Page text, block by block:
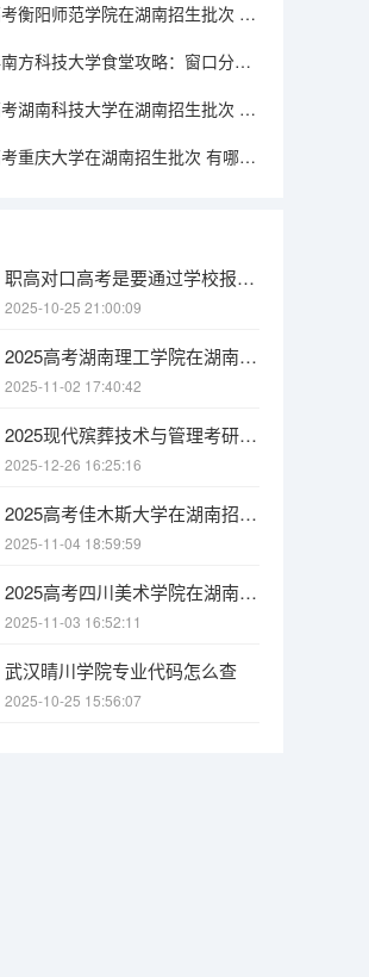
2025高考衡阳师范学院在湖南招生批次 有哪些专业？
2026年南方科技大学食堂攻略：窗口分布、特色菜品与营养搭配
2025高考湖南科技大学在湖南招生批次 有哪些专业？
2025高考重庆大学在湖南招生批次 有哪些专业？
职高对口高考是要通过学校报名吗
2025-10-25 21:00:09
2025高考湖南理工学院在湖南招生批次 有哪些专业？
2025-11-02 17:40:42
2025现代殡葬技术与管理考研方向有哪些（2026参考）
2025-12-26 16:25:16
2025高考佳木斯大学在湖南招生批次 有哪些专业？
2025-11-04 18:59:59
2025高考四川美术学院在湖南招生批次 有哪些专业？
2025-11-03 16:52:11
武汉晴川学院专业代码怎么查
2025-10-25 15:56:07